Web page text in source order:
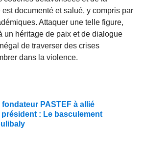
documenté et salué, y compris par
Attaquer une telle figure,
un héritage de paix et de dialogue
de traverser des crises
dans la violence.
fondateur PASTEF à allié
: Le basculement